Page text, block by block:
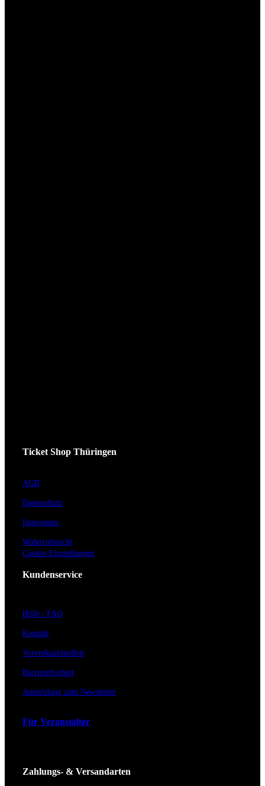
Ticket Shop Thüringen
AGB
Datenschutz
Impressum
Widerrufsrecht
Cookie-Einstellungen
Kundenservice
Hilfe / FAQ
Kontakt
Vorverkaufsstellen
Barrierefreiheit
Anmeldung zum Newsletter
Für Veranstalter
Zahlungs- & Versandarten